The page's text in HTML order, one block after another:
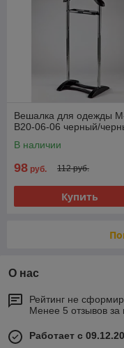
Вешалка для одежды
B20-06-06 черный/
В наличии
98 руб. 112 руб.
Купить
О нас
Рейтинг не
Менее 5 отзывов за
Работает с